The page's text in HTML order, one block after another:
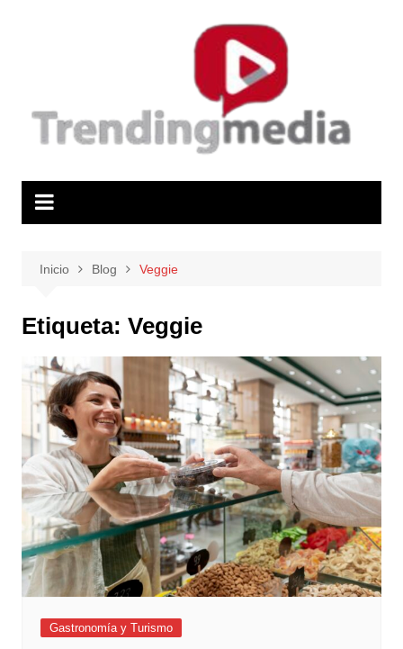
Inicio Blog Veggie
Etiqueta: Veggie
Gastronomía y Turismo